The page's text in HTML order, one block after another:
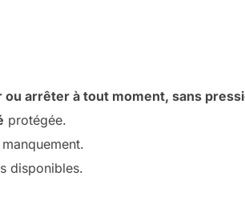
ou arrêter à tout moment, sans
protégée.
disponibles.